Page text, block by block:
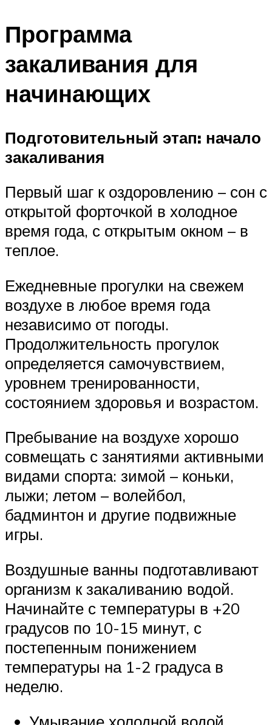
Программа
закаливания для
начинающих
Подготовительный этап: начало
закаливания
Первый шаг к оздоровлению – сон с
открытой форточкой в холодное
время года, с открытым окном – в
теплое.
Ежедневные прогулки на свежем
воздухе в любое время года
независимо от погоды.
Продолжительность прогулок
определяется самочувствием,
уровнем тренированности,
состоянием здоровья и возрастом.
Пребывание на воздухе хорошо
совмещать с занятиями активными
видами спорта: зимой – коньки,
лыжи; летом – волейбол,
бадминтон и другие подвижные
игры.
Воздушные ванны подготавливают
организм к закаливанию водой.
Начинайте с температуры в +20
градусов по 10-15 минут, с
постепенным понижением
температуры на 1-2 градуса в
неделю.
Умывание холодной водой